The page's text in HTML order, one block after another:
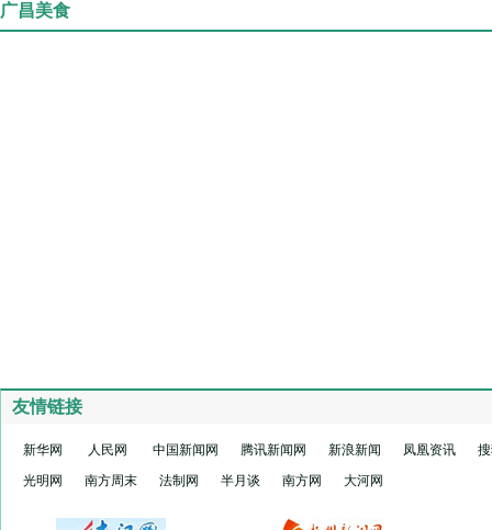
广昌美食
友情链接
新华网 人民网 中国新闻网 腾讯新闻网 新浪新闻 凤凰资讯
光明网
南方周末 法制网 半月谈 南方网 大河网